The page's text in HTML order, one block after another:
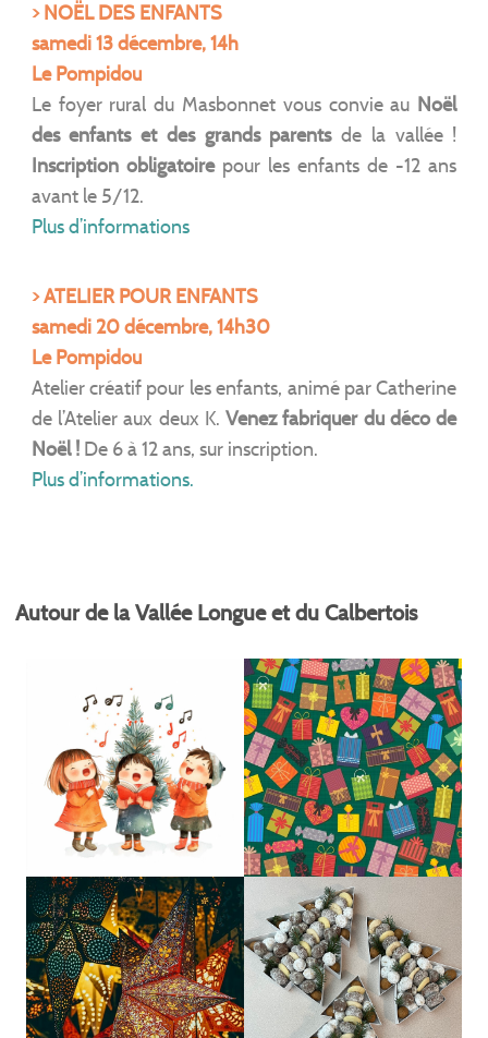
> NOËL DES ENFANTS
samedi 13 décembre, 14h
Le Pompidou
Le foyer rural du Masbonnet vous convie au Noël
des enfants et des grands parentsde la vallée !
Inscription obligatoirepour les enfants de -12 ans
avant le 5/12.
Plus d’informations
> ATELIER POUR ENFANTS
samedi 20 décembre, 14h30
Le Pompidou
Atelier créatif pour les enfants, animé par Catherine
de l’Atelier aux deux K.Venez fabriquer du déco de
Noël !De 6 à 12 ans, sur inscription.
Plus d’informations.
Autour de la Vallée Longue et du Calbertois